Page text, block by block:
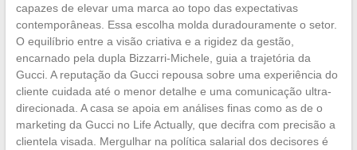
capazes de elevar uma marca ao topo das expectativas
contemporâneas. Essa escolha molda duradouramente o setor.
O equilíbrio entre a visão criativa e a rigidez da gestão,
encarnado pela dupla Bizzarri-Michele, guia a trajetória da
Gucci. A reputação da Gucci repousa sobre uma experiência do
cliente cuidada até o menor detalhe e uma comunicação ultra-
direcionada. A casa se apoia em análises finas como as de o
marketing da Gucci no Life Actually, que decifra com precisão a
clientela visada. Mergulhar na política salarial dos decisores é